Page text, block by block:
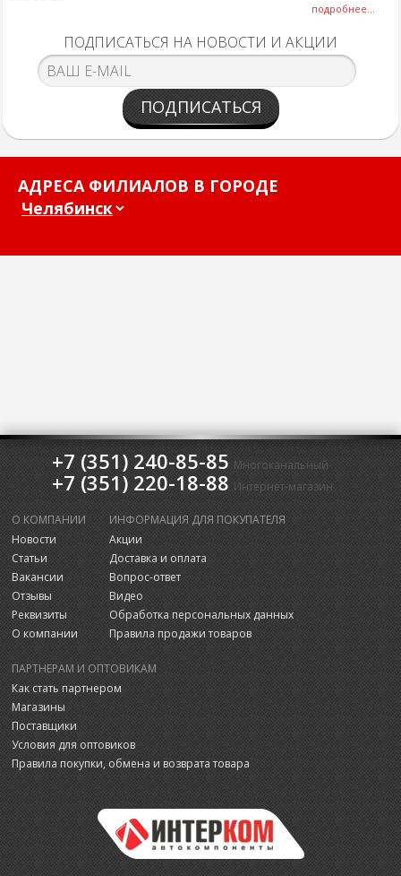
подробнее...
ПОДПИСАТЬСЯ НА НОВОСТИ И АКЦИИ
ПОДПИСАТЬСЯ
АДРЕСА ФИЛИАЛОВ В ГОРОДЕ
+7 (351) 240-85-85 Многоканальный
+7 (351) 220-18-88 Интернет-магазин
О КОМПАНИИ
Новости
Статьи
Вакансии
Отзывы
Реквизиты
О компании
ИНФОРМАЦИЯ ДЛЯ ПОКУПАТЕЛЯ
Акции
Доставка и оплата
Вопрос-ответ
Видео
Обработка персональных данных
Правила продажи товаров
ПАРТНЕРАМ И ОПТОВИКАМ
Как стать партнером
Магазины
Поставщики
Условия для оптовиков
Правила покупки, обмена и возврата товара